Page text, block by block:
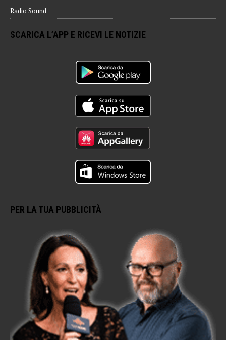
Radio Sound
SCARICA L’APP E RICEVI LE NOTIZIE
PER LA TUA PUBBLICITÀ